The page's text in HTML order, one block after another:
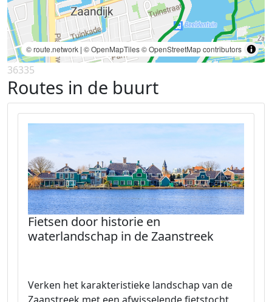
© route.network | © OpenMapTiles© OpenStreetMap contributors
36335
Routes in de buurt
Fietsen door historie en
waterlandschap in de Zaanstreek
Verken het karakteristieke landschap van de